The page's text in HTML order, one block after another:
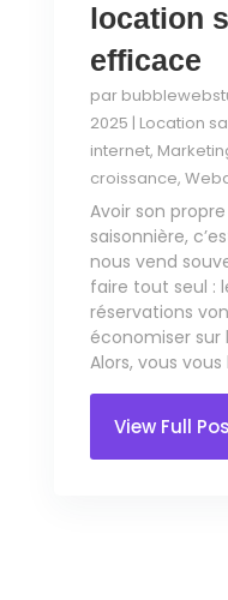
location
efficace
par
2025 | Location
internet,
croissance,
Avoir son
saisonnière,
nous vend
faire tout seul :
réservations
économiser sur
Alors, vous vous
View Full